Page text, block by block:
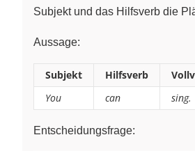
Subjekt und das Hilfsverb die
Aussage:
Subjekt Hilfsverb
You
can sing.
Entscheidungsfrage: